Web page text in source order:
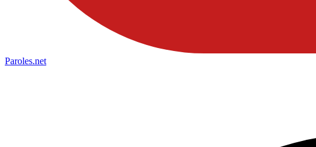
Paroles.net